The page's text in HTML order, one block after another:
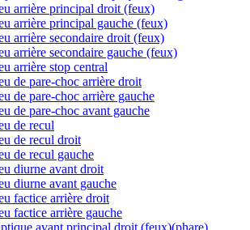
arrière principal droit (feux)
arrière principal gauche (feux)
arrière secondaire droit (feux)
arrière secondaire gauche (feux)
arrière stop central
de pare-choc arrière droit
de pare-choc arrière gauche
de pare-choc avant gauche
de recul
de recul droit
de recul gauche
diurne avant droit
diurne avant gauche
factice arrière droit
factice arrière gauche
avant principal droit (feux)(phare)